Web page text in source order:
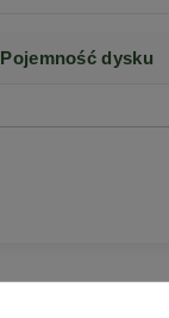
Pojemność dysku